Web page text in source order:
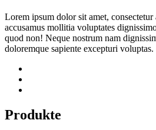
Lorem ipsum dolor sit amet,
accusamus mollitia voluptates
quod non! Neque nostrum nam
doloremque sapiente excepturi voluptas.
Produkte